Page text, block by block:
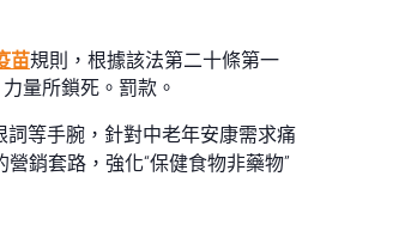
苗規則，根據該法第二十條第一
量所鎖死。罰款。
等手腕，針對中老年安康需求痛
營銷套路，強化“保健食物非藥物”